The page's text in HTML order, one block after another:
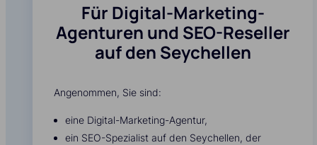
Für Digital-Marketing-
Agenturen und SEO-Reseller
auf den Seychellen
Angenommen, Sie sind:
eine Digital-Marketing-Agentur,
ein SEO-Spezialist auf den Seychellen, der